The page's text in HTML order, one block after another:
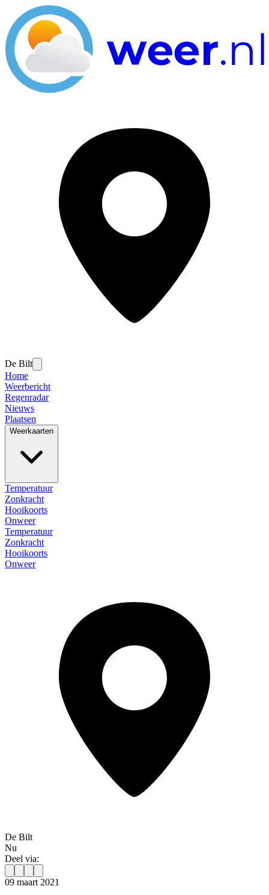
De Bilt
Home
Weerbericht
Regenradar
Nieuws
Plaatsen
Weerkaarten
Temperatuur
Zonkracht
Hooikoorts
Onweer
Temperatuur
Zonkracht
Hooikoorts
Onweer
De Bilt
Nu
Deel via:
09 maart 2021